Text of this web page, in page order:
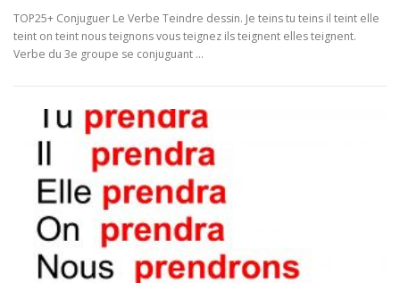
TOP25+ Conjuguer Le Verbe Teindre dessin. Je teins tu teins il teint elle
teint on teint nous teignons vous teignez ils teignent elles teignent.
Verbe du 3e groupe se conjuguant …